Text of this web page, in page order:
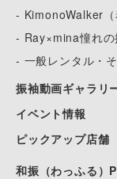
- KimonoWalker（
- Ray×mina憧れの
- 一般レンタル・
振袖動画ギャラリ
イベント情報
ピックアップ店舗
和振（わっふる）